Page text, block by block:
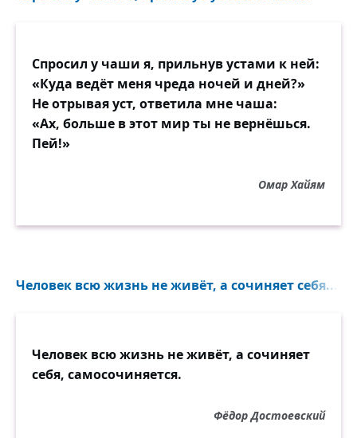
Спросил у чаши я, прильнув устами к ней:
«Куда ведёт меня чреда ночей и дней?»
Не отрывая уст, ответила мне чаша:
«Ах, больше в этот мир ты не вернёшься.
Пей!»
Омар Хайям
Человек всю жизнь не живёт, а сочиняет себя...
Человек всю жизнь не живёт, а сочиняет
себя, самосочиняется.
Фёдор Достоевский